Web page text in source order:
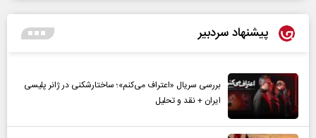
پیشنهاد سردبیر
بررسی سریال «اعتراف می‌کنم»؛ ساختارشکنی در ژانر پلیسی
ایران + نقد و تحلیل